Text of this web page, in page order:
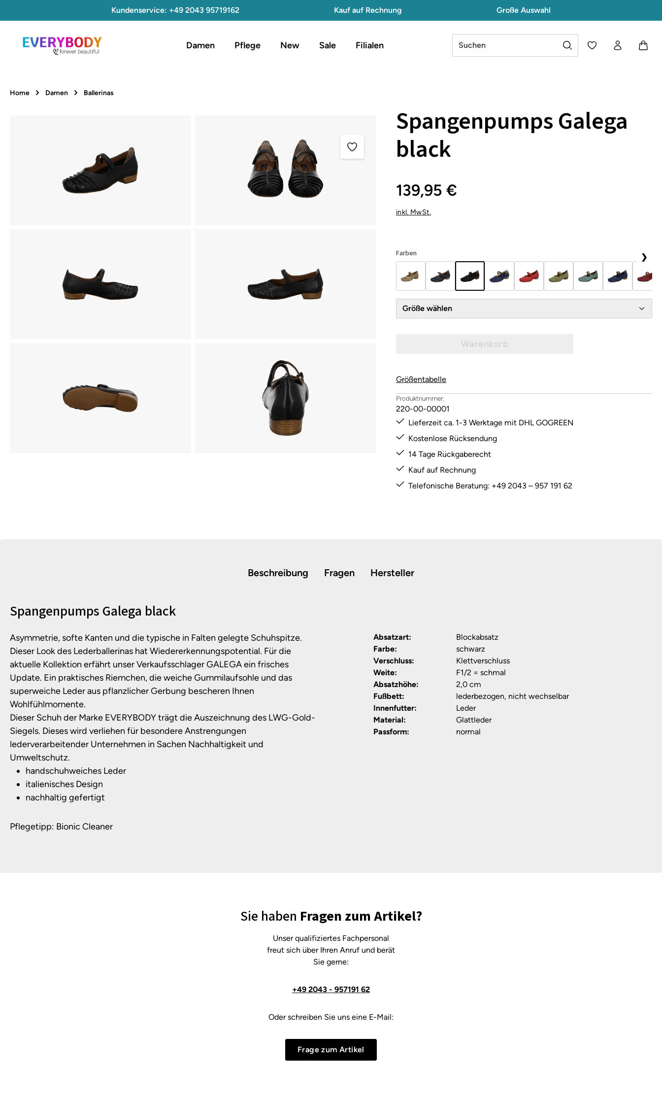
Zur Hauptnavigation springenKundenservice: +49 2043 95719162 Kauf auf Rechnung Große Auswahl
Damen Pflege New Sale Filialen Du hast 0 Produkte
Home Damen Ballerinas
Spangenpumps Galega
black
139,95 €
inkl. MwSt.
Farben ❯
Größe wählen
Warenkorb
Größentabelle
Produktnummer:
220-00-00001
Lieferzeit ca. 1-3 Werktage mit DHL GOGREEN
Kostenlose Rücksendung
14 Tage Rückgaberecht
Kauf auf Rechnung
Telefonische Beratung: +49 2043 – 957 191 62
Beschreibung Fragen Hersteller
Produktinformationen
Spangenpumps Galega black
Asymmetrie, softe Kanten und die typische in Falten gelegte Schuhspitze.
Dieser Look des Lederballerinas hat Wiedererkennungspotential. Für die
aktuelle Kollektion erfährt unser Verkaufsschlager GALEGA ein frisches
Update. Ein praktisches Riemchen, die weiche Gummilaufsohle und das
superweiche Leder aus pflanzlicher Gerbung bescheren Ihnen
Wohlfühlmomente.
Dieser Schuh der Marke EVERYBODY trägt die Auszeichnung des LWG-Gold-
Siegels. Dieses wird verliehen für besondere Anstrengungen
lederverarbeitender Unternehmen in Sachen Nachhaltigkeit und
Umweltschutz.
handschuhweiches Leder
italienisches Design
nachhaltig gefertigt
Pflegetipp: Bionic Cleaner
Absatzart:
Blockabsatz
Farbe:
schwarz
Verschluss:
Klettverschluss
Weite:
F1/2 = schmal
Absatzhöhe:
2,0 cm
Fußbett:
lederbezogen, nicht wechselbar
Innenfutter:
Leder
Material:
Glattleder
Passform:
normal
Sie haben Fragen zum Artikel?
Unser qualifiziertes Fachpersonal
freut sich über Ihren Anruf und berät
Sie gerne:
+49 2043 - 957191 62
Oder schreiben Sie uns eine E-Mail:
Frage zum Artikel